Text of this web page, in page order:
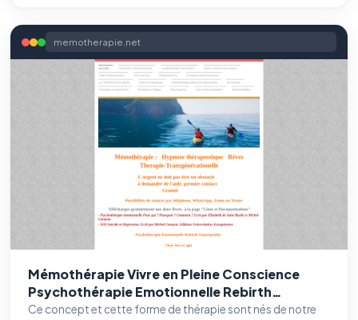
memotherapie.net
Mémothérapie Vivre en Pleine Conscience
Psychothérapie Emotionnelle Rebirth
Hypnose Ericksionenne Hypnose Erickson
Ce concept et cette forme de thérapie sont nés de notre